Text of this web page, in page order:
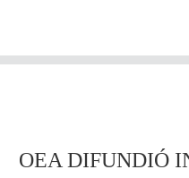
OEA DIFUNDIÓ